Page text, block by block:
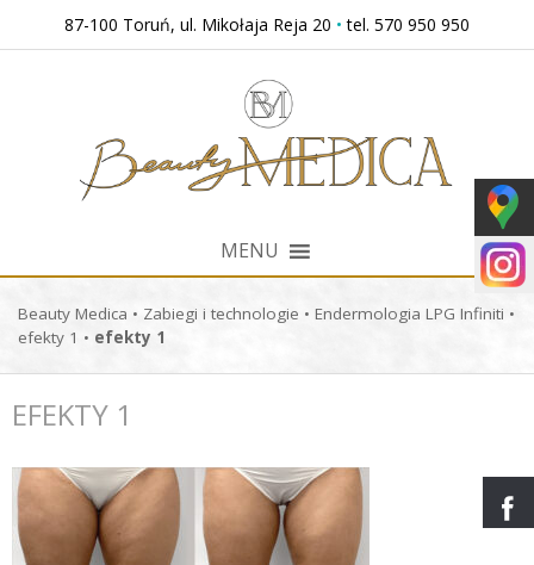
87-100 Toruń, ul. Mikołaja Reja 20 • tel. 570 950 950
MENU
Beauty Medica • Zabiegi i technologie • Endermologia LPG Infiniti •
efekty 1 • efekty 1
EFEKTY 1